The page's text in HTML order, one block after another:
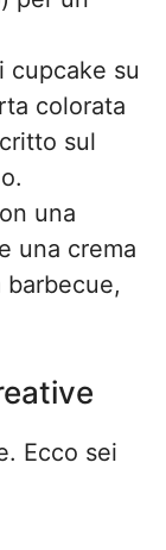
cupcake su
colorata
sul
una
una crema
barbecue,
Ecco sei